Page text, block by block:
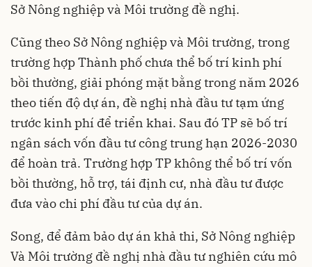
Sở Nông nghiệp và Môi trường đề nghị.
Cũng theo Sở Nông nghiệp và Môi trường, trong
trường hợp Thành phố chưa thể bố trí kinh phí
bồi thường, giải phóng mặt bằng trong năm 2026
theo tiến độ dự án, đề nghị nhà đầu tư tạm ứng
trước kinh phí để triển khai. Sau đó TP sẽ bố trí
ngân sách vốn đầu tư công trung hạn 2026-2030
để hoàn trả. Trường hợp TP không thể bố trí vốn
bồi thường, hỗ trợ, tái định cư, nhà đầu tư được
đưa vào chi phí đầu tư của dự án.
Song, để đảm bảo dự án khả thi, Sở Nông nghiệp
Và Môi trường đề nghị nhà đầu tư nghiên cứu mô